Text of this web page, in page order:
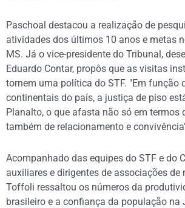
Paschoal destacou a realização de
atividades dos últimos 10 anos e metas
MS. Já o vice-presidente do Tribunal,
Eduardo Contar, propôs que as visitas
tornem uma política do STF. "Em função
continentais do país, a justiça de piso
Planalto, o que afasta não só em termos
também de relacionamento e
Acompanhado das equipes do STF e do
auxiliares e dirigentes de associações de
Toffoli ressaltou os números da
brasileiro e a confiança da população na